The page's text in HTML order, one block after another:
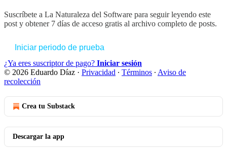
Suscríbete a La Naturaleza del Software para seguir leyendo este
post y obtener 7 días de acceso gratis al archivo completo de posts.
Iniciar periodo de prueba
¿Ya eres suscriptor de pago? Iniciar sesión
© 2026 Eduardo Díaz · Privacidad ∙ Términos ∙ Aviso de
recolección
Crea tu Substack
Descargar la app